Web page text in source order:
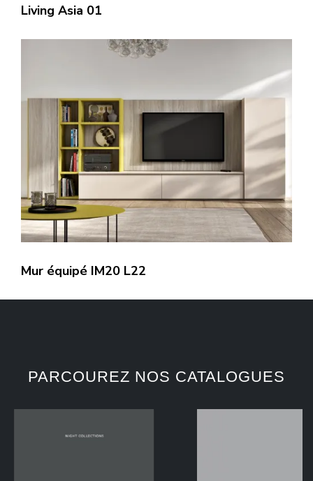
Living Asia 01
Mur équipé IM20 L22
PARCOUREZ NOS CATALOGUES